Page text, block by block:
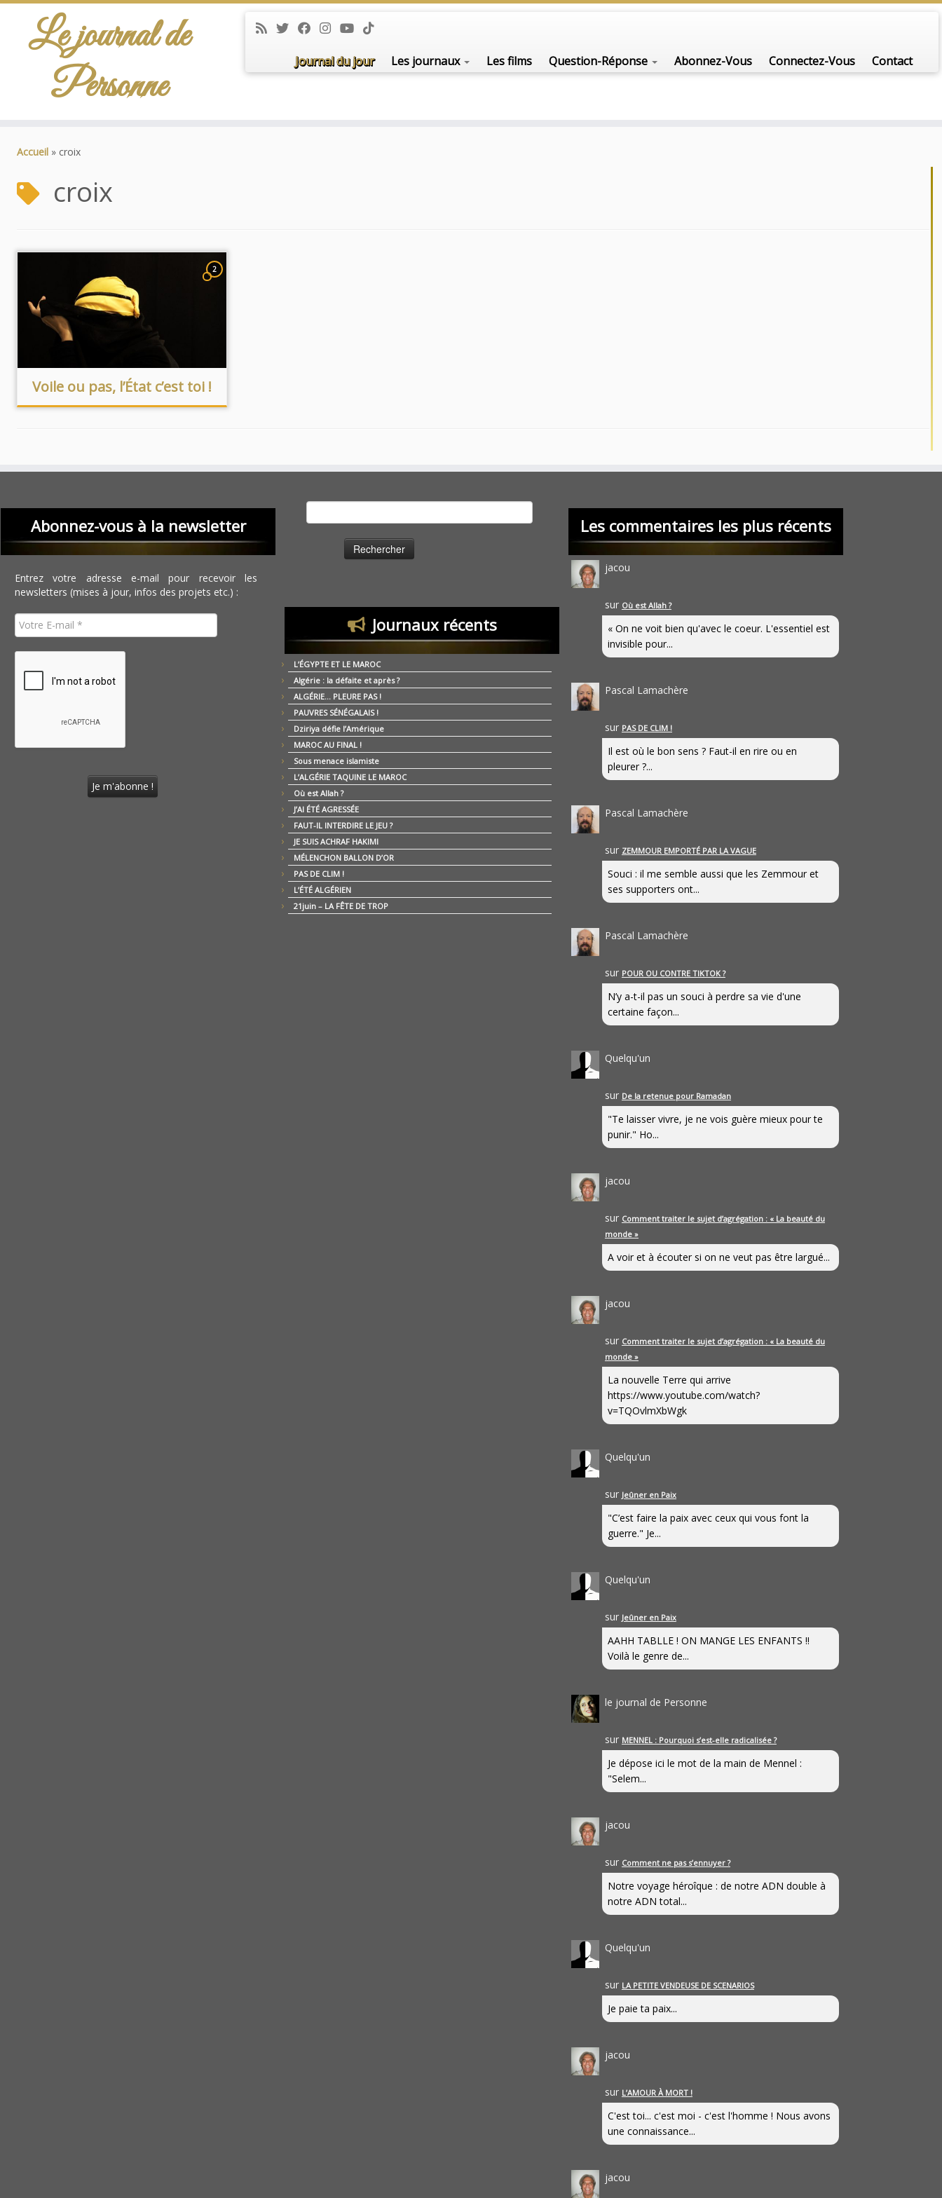
Le journal de
Personne
Journal du jour Les journaux Les films Question-Réponse Abonnez-Vous Connectez-Vous Contact
Accueil » croix
croix
2
Voile ou pas, l’État c’est toi !
Abonnez-vous à la newsletter
Entrez votre adresse e-mail pour recevoir les
newsletters (mises à jour, infos des projets etc.) :
Journaux récents
L’ÉGYPTE ET LE MAROC
Algérie : la défaite et après ?
ALGÉRIE… PLEURE PAS !
PAUVRES SÉNÉGALAIS !
Dziriya défie l’Amérique
MAROC AU FINAL !
Sous menace islamiste
L’ALGÉRIE TAQUINE LE MAROC
Où est Allah ?
J’AI ÉTÉ AGRESSÉE
FAUT-IL INTERDIRE LE JEU ?
JE SUIS ACHRAF HAKIMI
MÉLENCHON BALLON D’OR
PAS DE CLIM !
L’ÉTÉ ALGÉRIEN
21juin – LA FÊTE DE TROP
Les commentaires les plus récents
jacou
sur Où est Allah ?
« On ne voit bien qu'avec le coeur. L'essentiel est
invisible pour...
Pascal Lamachère
sur PAS DE CLIM !
Il est où le bon sens ? Faut-il en rire ou en
pleurer ?...
Pascal Lamachère
sur ZEMMOUR EMPORTÉ PAR LA VAGUE
Souci : il me semble aussi que les Zemmour et
ses supporters ont...
Pascal Lamachère
sur POUR OU CONTRE TIKTOK ?
N’y a-t-il pas un souci à perdre sa vie d'une
certaine façon...
Quelqu'un
sur De la retenue pour Ramadan
"Te laisser vivre, je ne vois guère mieux pour te
punir." Ho...
jacou
sur Comment traiter le sujet d’agrégation : « La beauté du
monde »
A voir et à écouter si on ne veut pas être largué...
jacou
sur Comment traiter le sujet d’agrégation : « La beauté du
monde »
La nouvelle Terre qui arrive
https://www.youtube.com/watch?
v=TQOvlmXbWgk
Quelqu'un
sur Jeûner en Paix
"C’est faire la paix avec ceux qui vous font la
guerre." Je...
Quelqu'un
sur Jeûner en Paix
AAHH TABLLE ! ON MANGE LES ENFANTS !!
Voilà le genre de...
le journal de Personne
sur MENNEL : Pourquoi s’est-elle radicalisée ?
Je dépose ici le mot de la main de Mennel :
"Selem...
jacou
sur Comment ne pas s’ennuyer ?
Notre voyage héroîque : de notre ADN double à
notre ADN total...
Quelqu'un
sur LA PETITE VENDEUSE DE SCENARIOS
Je paie ta paix...
jacou
sur L’AMOUR À MORT !
C'est toi... c'est moi - c'est l'homme ! Nous avons
une connaissance...
jacou